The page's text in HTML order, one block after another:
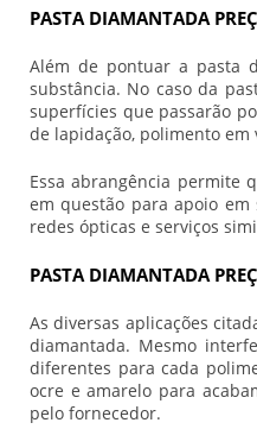
PASTA DIAMANTADA
Além de pontuar a pasta
substância. No caso da
superfícies que passarão
de lapidação, polimento
Essa abrangência permite
em questão para apoio em
redes ópticas e serviços
PASTA DIAMANTADA
As diversas aplicações
diamantada. Mesmo
diferentes para cada
ocre e amarelo para
pelo fornecedor.